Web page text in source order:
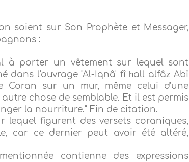
soient sur Son Prophète et Messager,
:
à porter un vêtement sur lequel sont
dans l'ouvrage "Al-Iqnâ' fî ḥall alfâẓ Abî
Coran sur un mur, même celui d'une
chose de semblable. Et il est permis
la nourriture." Fin de citation.
figurent des versets coraniques,
car ce dernier peut avoir été altéré,
contienne des expressions